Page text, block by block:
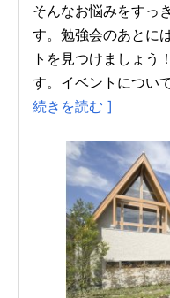
そんなお悩みをすっ
す。勉強会のあとに
トを見つけましょう
す。イベントについ
続きを読む ]